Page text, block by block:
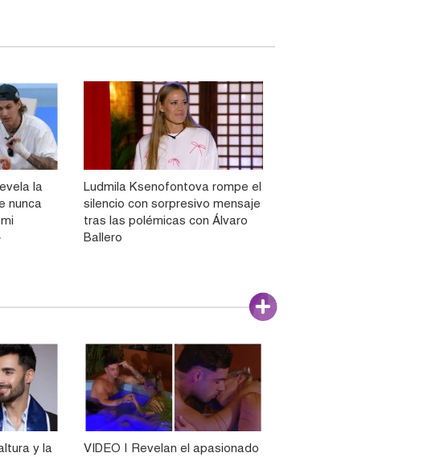
la
nunca
Ludmila Ksenofontova rompe el
silencio con sorpresivo mensaje
tras las polémicas con Álvaro
Ballero
y la VIDEO | Revelan el apasionado